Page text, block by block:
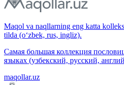
Maqol va naqllarning eng katta
tilda (o‘zbek, rus, ingliz).
Самая большая коллекция
языках (узбекский, русский,
maqollar.uz